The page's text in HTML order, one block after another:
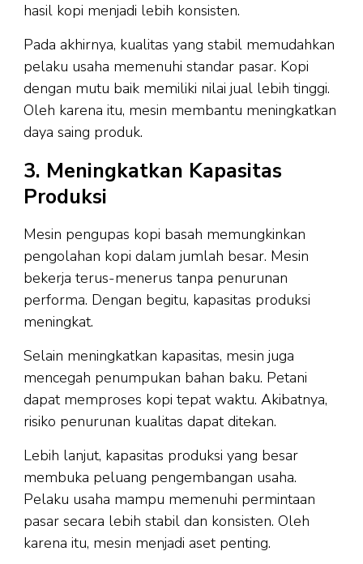
hasil kopi menjadi lebih konsisten.
Pada akhirnya, kualitas yang stabil memudahkan
pelaku usaha memenuhi standar pasar. Kopi
dengan mutu baik memiliki nilai jual lebih tinggi.
Oleh karena itu, mesin membantu meningkatkan
daya saing produk.
3. Meningkatkan Kapasitas
Produksi
Mesin pengupas kopi basah memungkinkan
pengolahan kopi dalam jumlah besar. Mesin
bekerja terus-menerus tanpa penurunan
performa. Dengan begitu, kapasitas produksi
meningkat.
Selain meningkatkan kapasitas, mesin juga
mencegah penumpukan bahan baku. Petani
dapat memproses kopi tepat waktu. Akibatnya,
risiko penurunan kualitas dapat ditekan.
Lebih lanjut, kapasitas produksi yang besar
membuka peluang pengembangan usaha.
Pelaku usaha mampu memenuhi permintaan
pasar secara lebih stabil dan konsisten. Oleh
karena itu, mesin menjadi aset penting.